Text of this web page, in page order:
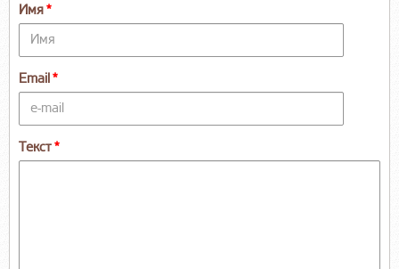
Имя
Email
Текст